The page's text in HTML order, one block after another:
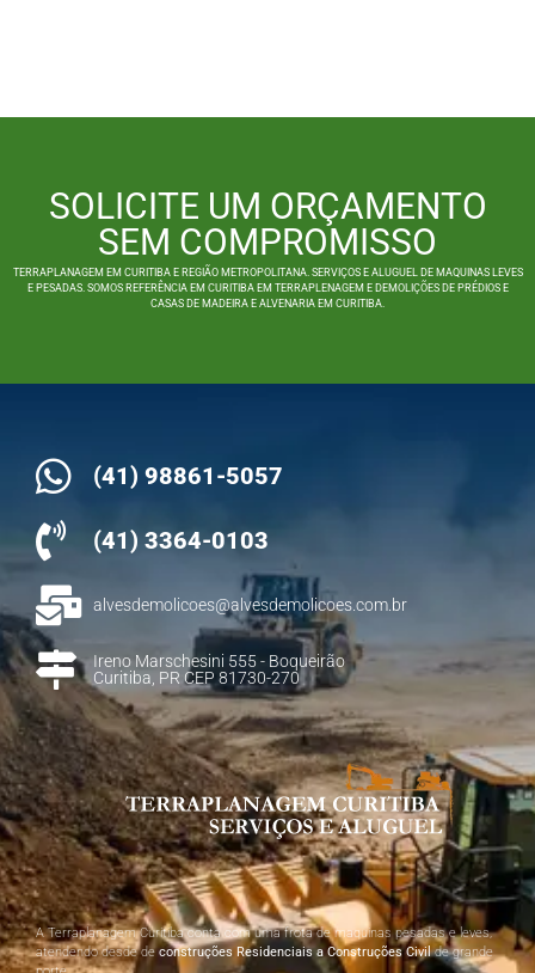
SOLICITE UM ORÇAMENTO
SEM COMPROMISSO
TERRAPLANAGEM EM CURITIBA E REGIÃO METROPOLITANA. SERVIÇOS E ALUGUEL DE MAQUINAS LEVES
E PESADAS. SOMOS REFERÊNCIA EM CURITIBA EM TERRAPLENAGEM E DEMOLIÇÕES DE PRÉDIOS E
CASAS DE MADEIRA E ALVENARIA EM CURITIBA.
(41) 98861-5057
(41) 3364-0103
alvesdemolicoes@alvesdemolicoes.com.br
Ireno Marschesini 555 - Boqueirão
Curitiba, PR CEP 81730-270
A Terraplanagem Curitiba conta com uma frota de maquinas pesadas e leves,
atendendo desde deconstruções Residenciais a Construções Civilde grande